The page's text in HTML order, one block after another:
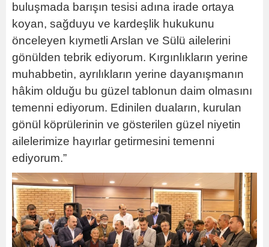
buluşmada barışın tesisi adına irade ortaya
koyan, sağduyu ve kardeşlik hukukunu
önceleyen kıymetli Arslan ve Sülü ailelerini
gönülden tebrik ediyorum. Kırgınlıkların yerine
muhabbetin, ayrılıkların yerine dayanışmanın
hâkim olduğu bu güzel tablonun daim olmasını
temenni ediyorum. Edinilen duaların, kurulan
gönül köprülerinin ve gösterilen güzel niyetin
ailelerimize hayırlar getirmesini temenni
ediyorum.”